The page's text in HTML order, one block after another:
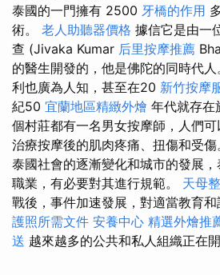
泰國的一門擁有 2500 牙橋的作用
術。 老人助聽器價格 據信它是由一
查 (Jivaka Kumar 后里按摩推薦
的醫生開發的，他是佛陀的同時代
利也廣為人知，甚至在20 新竹按摩
紀50 宜蘭地區精緻外燴 年代就存在
個村莊都有一名男女按摩師，人們
治療按摩後的肌肉疼痛、扭傷和受傷
泰國社會的逐漸變化和城市的發展
職業，有必要對其進行規範。 天母
戰後，事件加速發展，對適當教育和
護照所需文件 安養中心 精選外燴推
送 越來越多的公共和私人組織正在